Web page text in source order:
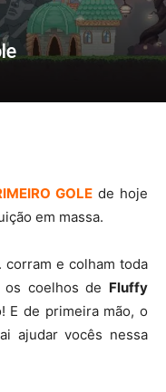
GOLE de hoje
em massa.
e colham toda
coelhos de Fluffy
E de primeira mão, o
ajudar vocês nessa